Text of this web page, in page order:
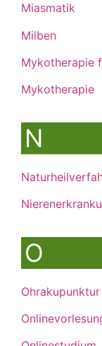
Miasmatik
Milben
Mykotherapie
Mykotherapie
N
O
Ohrakupunktur